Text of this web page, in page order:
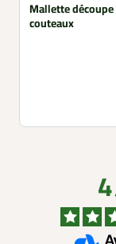
Mallette découpe
couteaux
4